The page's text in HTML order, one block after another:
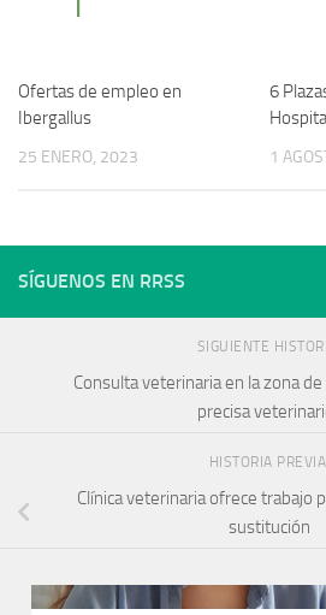
Ofertas de empleo en
Ibergallus
25 ENERO, 2023
6
1
SÍGUENOS EN RRSS
SIGUIENTE
Consulta veterinaria en la zona
precisa
HISTORIA PREVIA
Clínica veterinaria ofrece trabajo
sustitución